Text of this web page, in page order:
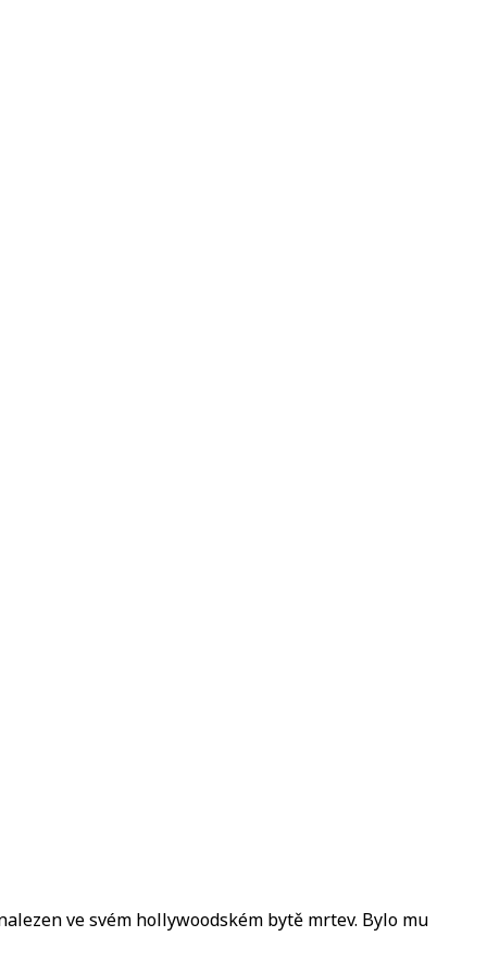
ve svém hollywoodském bytě mrtev. Bylo mu